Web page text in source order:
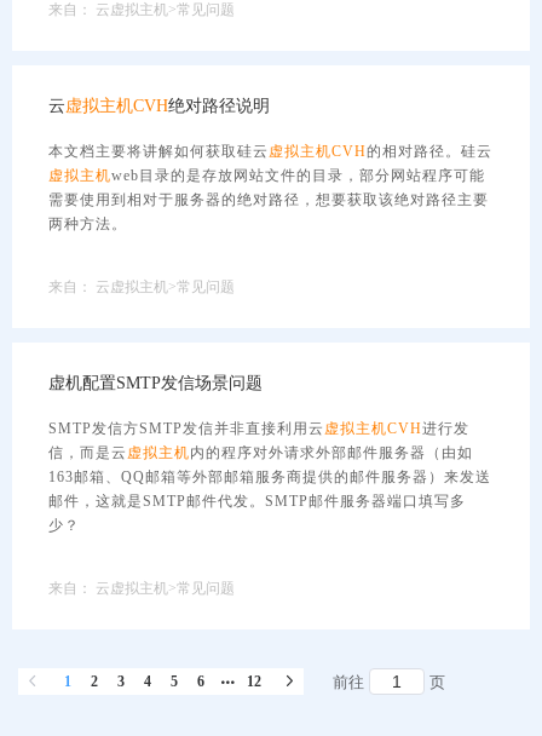
来自： 云虚拟主机>常见问题
云虚拟主机CVH绝对路径说明
本文档主要将讲解如何获取硅云 虚拟主机CVH的相对路径。硅云
虚拟主机web目录的是存放网站文件的目录，部分网站程序可能
需要使用到相对于服务器的绝对路径，想要获取该绝对路径主要
两种方法。
来自： 云虚拟主机>常见问题
虚机配置SMTP发信场景问题
SMTP发信方SMTP发信并非直接利用云 虚拟主机CVH进行发
信，而是云 虚拟主机内的程序对外请求外部邮件服务器（由如
163邮箱、QQ邮箱等外部邮箱服务商提供的邮件服务器）来发送
邮件，这就是SMTP邮件代发。SMTP邮件服务器端口填写多
少？
来自： 云虚拟主机>常见问题
1 2 3 4 5 6 12 前往 页